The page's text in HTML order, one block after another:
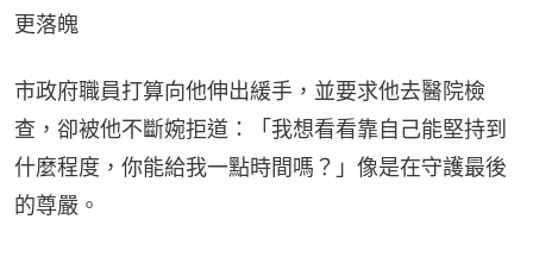
更落魄
市政府職員打算向他伸出緩手，並要求他去醫院檢
查，卻被他不斷婉拒道：「我想看看靠自己能堅持到
什麼程度，你能給我一點時間嗎？」像是在守護最後
的尊嚴。